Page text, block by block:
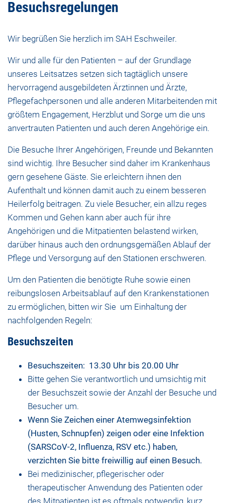
Besuchsregelungen
Wir begrüßen Sie herzlich im SAH Eschweiler.
Wir und alle für den Patienten – auf der Grundlage
unseres Leitsatzes setzen sich tagtäglich unsere
hervorragend ausgebildeten Ärztinnen und Ärzte,
Pflegefachpersonen und alle anderen Mitarbeitenden mit
größtem Engagement, Herzblut und Sorge um die uns
anvertrauten Patienten und auch deren Angehörige ein.
Die Besuche Ihrer Angehörigen, Freunde und Bekannten
sind wichtig. Ihre Besucher sind daher im Krankenhaus
gern gesehene Gäste. Sie erleichtern ihnen den
Aufenthalt und können damit auch zu einem besseren
Heilerfolg beitragen. Zu viele Besucher, ein allzu reges
Kommen und Gehen kann aber auch für ihre
Angehörigen und die Mitpatienten belastend wirken,
darüber hinaus auch den ordnungsgemäßen Ablauf der
Pflege und Versorgung auf den Stationen erschweren.
Um den Patienten die benötigte Ruhe sowie einen
reibungslosen Arbeitsablauf auf den Krankenstationen
zu ermöglichen, bitten wir Sie um Einhaltung der
nachfolgenden Regeln:
Besuchszeiten
Besuchszeiten: 13.30 Uhr bis 20.00 Uhr
Bitte gehen Sie verantwortlich und umsichtig mit
der Besuchszeit sowie der Anzahl der Besuche und
Besucher um.
Wenn Sie Zeichen einer Atemwegsinfektion
(Husten, Schnupfen) zeigen oder eine Infektion
(SARSCoV-2, Influenza, RSV etc.) haben,
verzichten Sie bitte freiwillig auf einen Besuch.
Bei medizinischer, pflegerischer oder
therapeutischer Anwendung des Patienten oder